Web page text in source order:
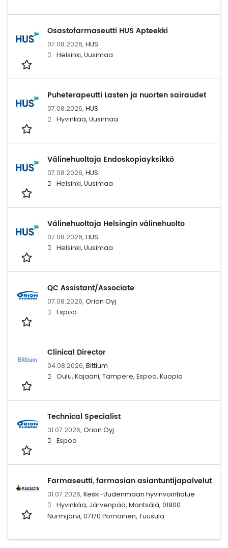
Osastofarmaseutti HUS Apteekki
07.08.2026, HUS
Helsinki, Uusimaa
Puheterapeutti Lasten ja nuorten sairaudet
07.08.2026, HUS
Hyvinkää, Uusimaa
Välinehuoltaja Endoskopiayksikkö
07.08.2026, HUS
Helsinki, Uusimaa
Välinehuoltaja Helsingin välinehuolto
07.08.2026, HUS
Helsinki, Uusimaa
QC Assistant/Associate
07.08.2026, Orion Oyj
Espoo
Clinical Director
04.08.2026, Bittium
Oulu, Kajaani, Tampere, Espoo, Kuopio
Technical Specialist
31.07.2026, Orion Oyj
Espoo
Farmaseutti, farmasian asiantuntijapalvelut
31.07.2026, Keski-Uudenmaan hyvinvointialue
Hyvinkää, Järvenpää, Mäntsälä, 01900
Nurmijärvi, 07170 Pornainen, Tuusula